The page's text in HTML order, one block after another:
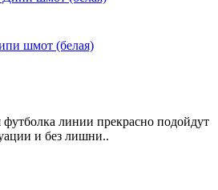
шмот (белая)
линии прекрасно подойдут
и без лишни..